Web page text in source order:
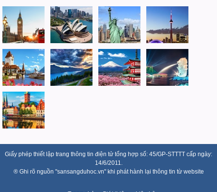
Giấy phép thiết lập trang thông tin điện tử tổng hợp số: 45/GP-STTTT cấp ngày:
14/6/2011.
® Ghi rõ nguồn "sansangduhoc.vn" khi phát hành lại thông tin từ website